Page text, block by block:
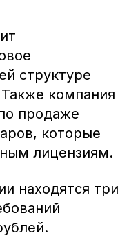
структуре
компания
продаже
которые
лицензиям.
находятся три